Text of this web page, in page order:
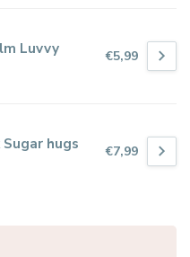
Luvvy €5,99
hugs €7,99